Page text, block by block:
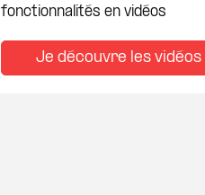
fonctionnalités en vidéos
Je découvre les vidéos